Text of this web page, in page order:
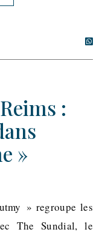
:
»
The Sundial, le